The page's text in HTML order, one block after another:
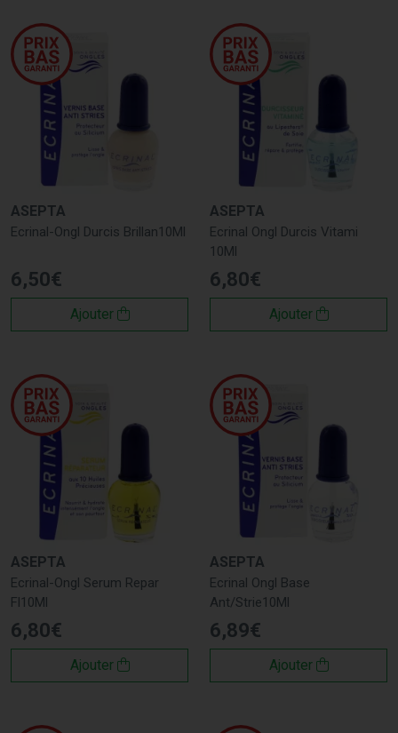
ASEPTA
Ecrinal-Ongl Durcis Brillan10Ml
6,50€
Ajouter
ASEPTA
Ecrinal Ongl Durcis Vitami
10Ml
6,80€
Ajouter
ASEPTA
Ecrinal-Ongl Serum Repar
Fl10Ml
6,80€
Ajouter
ASEPTA
Ecrinal Ongl Base
Ant/Strie10Ml
6,89€
Ajouter